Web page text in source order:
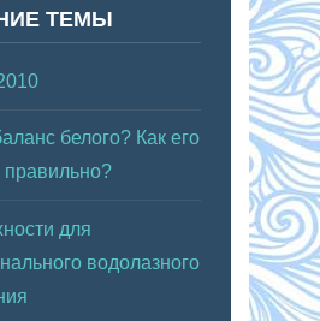
ТЕМЫ
белого? Как его
правильно?
для
водолазного